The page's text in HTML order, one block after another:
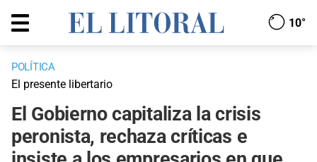
10°
POLÍTICA
El presente libertario
El Gobierno capitaliza la crisis
peronista, rechaza críticas e